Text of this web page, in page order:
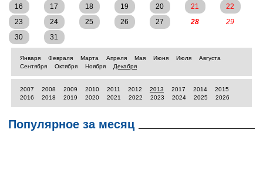
16
17 18 19 20 21
22
23
24 25 26 27 28
29
30
31
Января Февраля Марта Апреля Мая Июня Июля
Августа
Сентября
Октября Ноября Декабря
2007 2008 2009 2010 2011 2012 2013 2017 2014
2015
2016
2018 2019 2020 2021 2022 2023 2024 2025 2026
Популярное за месяц